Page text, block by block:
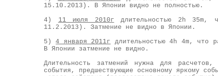
15.10.2013). В Японии видно не полностью.
4) 11 июля 2010г длительностью 2h
11.2.2013). Затмение не видно в Японии.
5)4 января 2011г длительностью 4h 4m,
В Японии затмение не видно.
Длительность затмений нужна для
события, предшествующие основному яркому